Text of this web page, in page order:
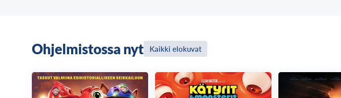
Ohjelmistossa nyt Kaikki elokuvat